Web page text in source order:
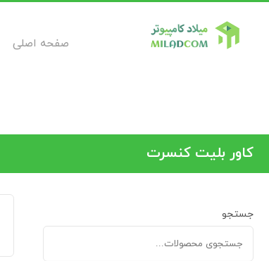
صفحه اصلی
کاور بلیت کنسرت
جستجو